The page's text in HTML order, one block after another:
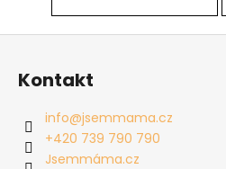
Z
Kontakt
info@jsemmama.cz
+420 739 790 790
Jsemmáma.cz